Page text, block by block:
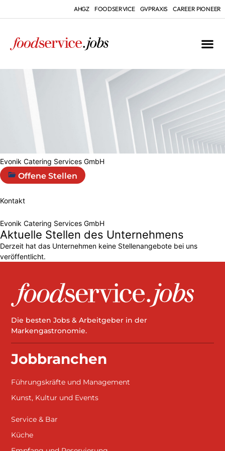
AHGZ FOODSERVICE GVPRAXIS CAREER PIONEER
Evonik Catering Services GmbH
Offene Stellen
Kontakt
Evonik Catering Services GmbH
Aktuelle Stellen des Unternehmens
Derzeit hat das Unternehmen keine Stellenangebote bei uns
veröffentlicht.
Die besten Jobs & Arbeitgeber in der
Markengastronomie.
Jobbranchen
Führungskräfte und Management
Kunst, Kultur und Events
Service & Bar
Küche